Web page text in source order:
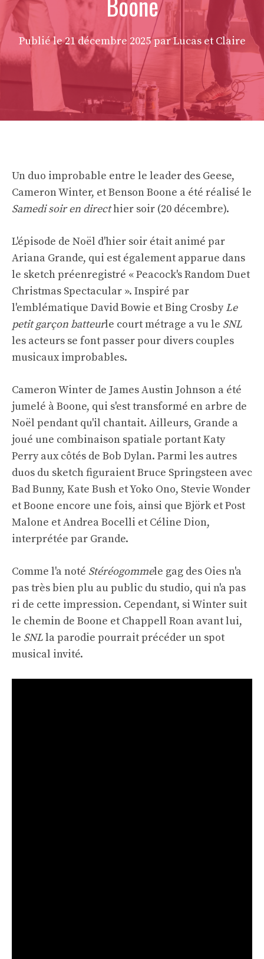
Publié le21 décembre 2025 par Lucas et Claire
Un duo improbable entre le leader des Geese,
Cameron Winter, et Benson Boone a été réalisé le
Samedi soir en directhier soir (20 décembre).
L'épisode de Noël d'hier soir était animé par
Ariana Grande, qui est également apparue dans
le sketch préenregistré « Peacock's Random Duet
Christmas Spectacular ». Inspiré par
l'emblématique David Bowie et Bing CrosbyLe
petit garçon batteurle court métrage a vu le SNL
les acteurs se font passer pour divers couples
musicaux improbables.
Cameron Winter de James Austin Johnson a été
jumelé à Boone, qui s'est transformé en arbre de
Noël pendant qu'il chantait. Ailleurs, Grande a
joué une combinaison spatiale portant Katy
Perry aux côtés de Bob Dylan. Parmi les autres
duos du sketch figuraient Bruce Springsteen avec
Bad Bunny, Kate Bush et Yoko Ono, Stevie Wonder
et Boone encore une fois, ainsi que Björk et Post
Malone et Andrea Bocelli et Céline Dion,
interprétée par Grande.
Comme l'a noté Stéréogommele gag des Oies n'a
pas très bien plu au public du studio, qui n'a pas
ri de cette impression. Cependant, si Winter suit
le chemin de Boone et Chappell Roan avant lui,
le SNLla parodie pourrait précéder un spot
musical invité.